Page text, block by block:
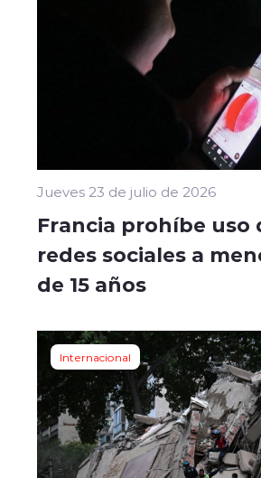
Jueves 23 de julio de 2026
Francia prohíbe uso
redes sociales a
de 15 años
Internacional